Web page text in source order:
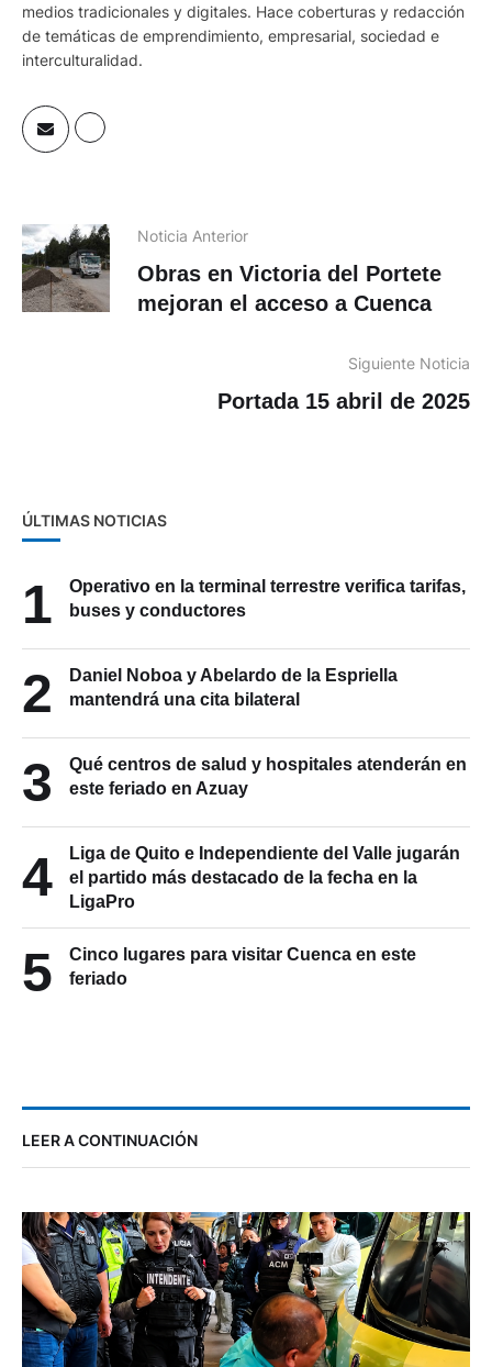
medios tradicionales y digitales. Hace coberturas y redacción
de temáticas de emprendimiento, empresarial, sociedad e
interculturalidad.
Noticia Anterior
Obras en Victoria del Portete
mejoran el acceso a Cuenca
Siguiente Noticia
Portada 15 abril de 2025
ÚLTIMAS NOTICIAS
1
Operativo en la terminal terrestre verifica tarifas,
buses y conductores
2
Daniel Noboa y Abelardo de la Espriella
mantendrá una cita bilateral
3
Qué centros de salud y hospitales atenderán en
este feriado en Azuay
4
Liga de Quito e Independiente del Valle jugarán
el partido más destacado de la fecha en la
LigaPro
5
Cinco lugares para visitar Cuenca en este
feriado
LEER A CONTINUACIÓN